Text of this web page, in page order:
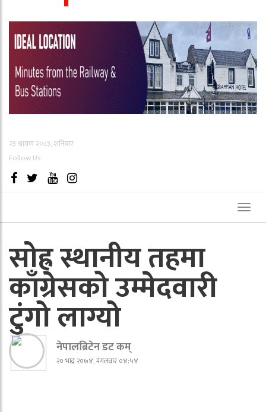
२३ श्रावण २०८३, शनिबार
Follow Us
सोह्र स्थानीय तहमा
काँग्रेसको उम्मेदवारी
टुंगो लाग्यो
नेपालब्रिटेन डट कम्
२० भाद्र २०७४, मंगलवार ०४:५४